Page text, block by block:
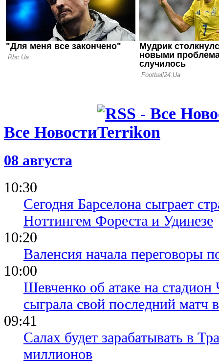
05.07.24 17:39
Дзаньоло
Все Новости
08 августа
10:30
Сегодня Барселона сыграет
Ноттингем Фореста и Удинезе
10:20
Валенсия начала переговоры
10:00
Шевченко об атаке на
сыграла свой последний матч
09:41
Салах будет зарабатывать в
миллионов